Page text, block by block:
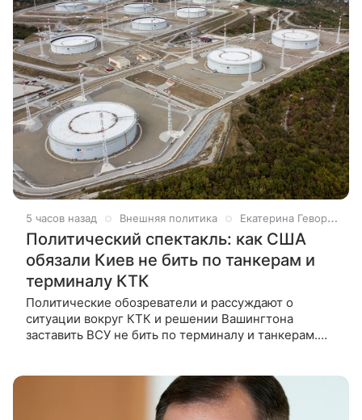
5 часов назад Внешняя политика Екатерина Геворкян
Политический спектакль: как США
обязали Киев не бить по танкерам и
терминалу КТК
Политические обозреватели и рассуждают о
ситуации вокруг КТК и решении Вашингтона
заставить ВСУ не бить по терминалу и танкерам.